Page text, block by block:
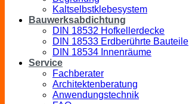
Kaltselbstklebesystem
Bauwerksabdichtung
DIN 18532 Hofkellerdecke
DIN 18533 Erdberührte Bauteile
DIN 18534 Innenräume
Service
Fachberater
Architektenberatung
Anwendungstechnik